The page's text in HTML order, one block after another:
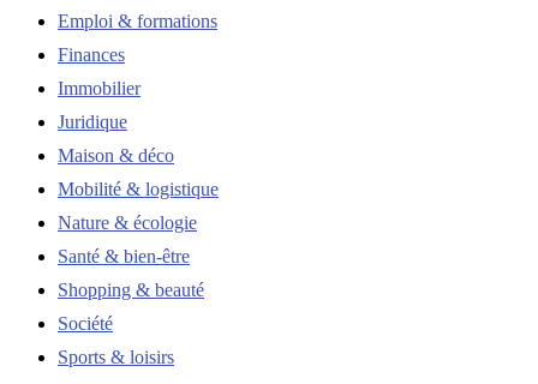
Emploi & formations
Finances
Immobilier
Juridique
Maison & déco
Mobilité & logistique
Nature & écologie
Santé & bien-être
Shopping & beauté
Société
Sports & loisirs